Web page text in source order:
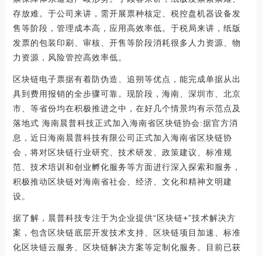
存放难。于公司来讲，需开展票种核定、税控盘机器设备发
售等阶段，管理成本高，应用高效率低。于税局来讲，纸版
发票的包装印刷、审核、开售等阶段消耗很多人力资源、物
力资源，风险管控高效率低。
区块链电子票据有着防伪造、追朔等优点，能完成单据从出
具到费用报销的全步骤可靠。现阶段，海南、深圳市、北京
市、等省份均在积极推进之中，在好几个情景均有示范点及
落地式 海南晨普科技正式加入海南省区块链协会:据官方消
息，近日海南晨普科技有限公司正式加入海南省区块链协
会，将对区块链行业研究、技术研发、政策建议、标准规
范、技术培训和创业孵化服务等方面进行深入探索和服务，
积极推动区块链对海南省社会、经济、文化和精神文明建
设。
据了解，晨普科技专注于为企业提供“区块链+”技术解决方
案，包含区块链底层开发技术支持、区块链项目加速、标准
化区块链云服务、区块链解决方案等定制化服务。目前已获